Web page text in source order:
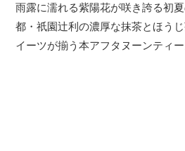
雨露に濡れる紫陽花が咲き誇る初
都・祇園辻利の濃厚な抹茶とほう
イーツが揃う本アフタヌーンティー